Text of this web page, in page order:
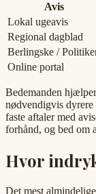
Avis
Lokal ugeavis
Regional dagblad
Berlingske /
Online portal
Bedemanden
nødvendigvis
faste aftaler med
forhånd, og bed om
Hvor
Det mest